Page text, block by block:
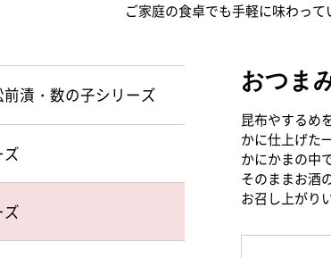
ご家庭の食卓でも手軽に味わっ
おつま
昆布やするめ
かに仕上げた
かにかまの中
そのままお酒
お召し上がり
漬・数の子シリーズ